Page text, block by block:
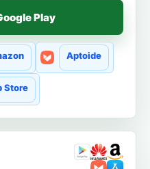
Play
Aptoide
Store